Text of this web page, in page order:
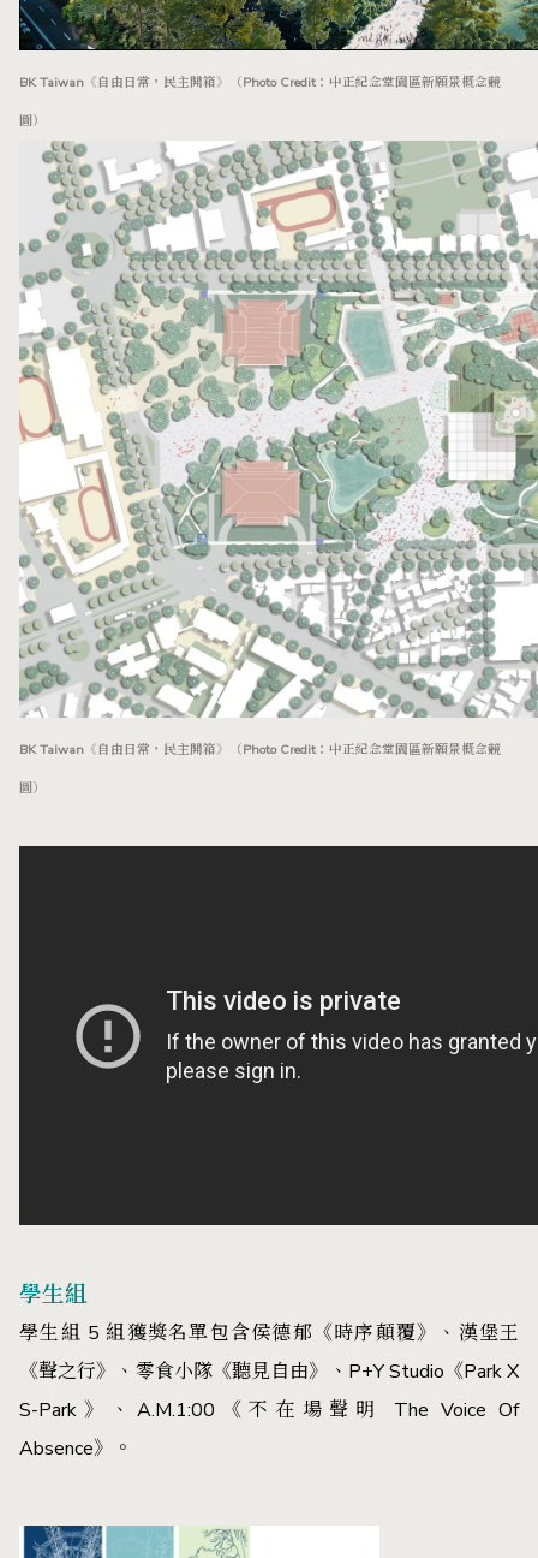
BK Taiwan《自由日常，民主開箱》（Photo Credit：中正紀念堂園區新願景概念競
圖）
BK Taiwan《自由日常，民主開箱》（Photo Credit：中正紀念堂園區新願景概念競
圖）
學生組
學生組 5 組獲獎名單包含侯德郁《時序顛覆》、漢堡王
《聲之行》、零食小隊《聽見自由》、P+Y Studio《Park X
S-Park》、A.M.1:00《不在場聲明 The Voice Of
Absence》。